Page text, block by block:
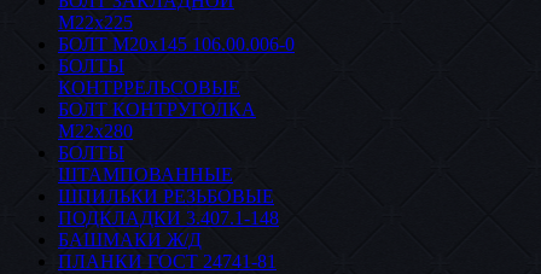
М22х225
БОЛТ М20х145 106.00.006-0
БОЛТЫ
КОНТРРЕЛЬСОВЫЕ
БОЛТ КОНТРУГОЛКА
М22х280
БОЛТЫ
ШТАМПОВАННЫЕ
ШПИЛЬКИ РЕЗЬБОВЫЕ
ПОДКЛАДКИ 3.407.1-148
БАШМАКИ Ж/Д
ПЛАНКИ ГОСТ 24741-81